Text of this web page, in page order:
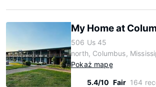
My Home at
506 Us 45
north, Columbus,
Pokaż mapę
5.4/10 Fair 164